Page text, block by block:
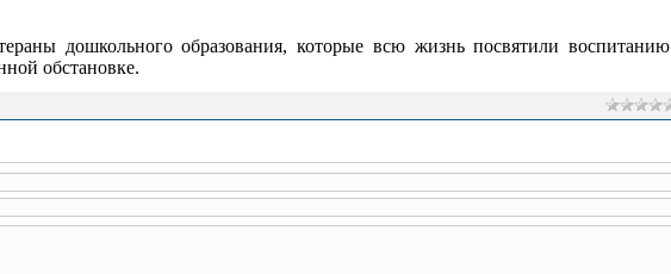
дошкольного образования, которые всю жизнь посвятили воспитанию
обстановке.